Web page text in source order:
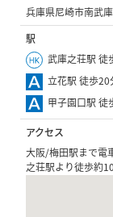
兵庫県尼崎市南武
駅
武庫之荘駅 徒
立花駅 徒歩20
甲子園口駅 徒
アクセス
大阪/梅田駅まで電
之荘駅より徒歩約